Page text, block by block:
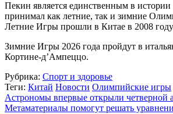
Пекин является единственным в
принимал как летние, так и зимние
Летние Игры прошли в Китае в 2008
Зимние Игры 2026 года пройдут в
Кортине-д’Ампеццо.
Рубрика: Спорт и здоровье
Теги: Китай Новости Олимпийские игры
Астрономы впервые открыли четверной
Метаматериалы помогут решать